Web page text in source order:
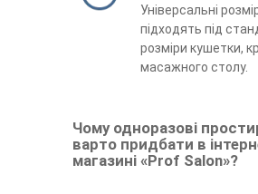
Універсальні
підходять під
розміри кушетки,
масажного столу.
Чому одноразові
варто придбати в
магазині «Prof Salon»?